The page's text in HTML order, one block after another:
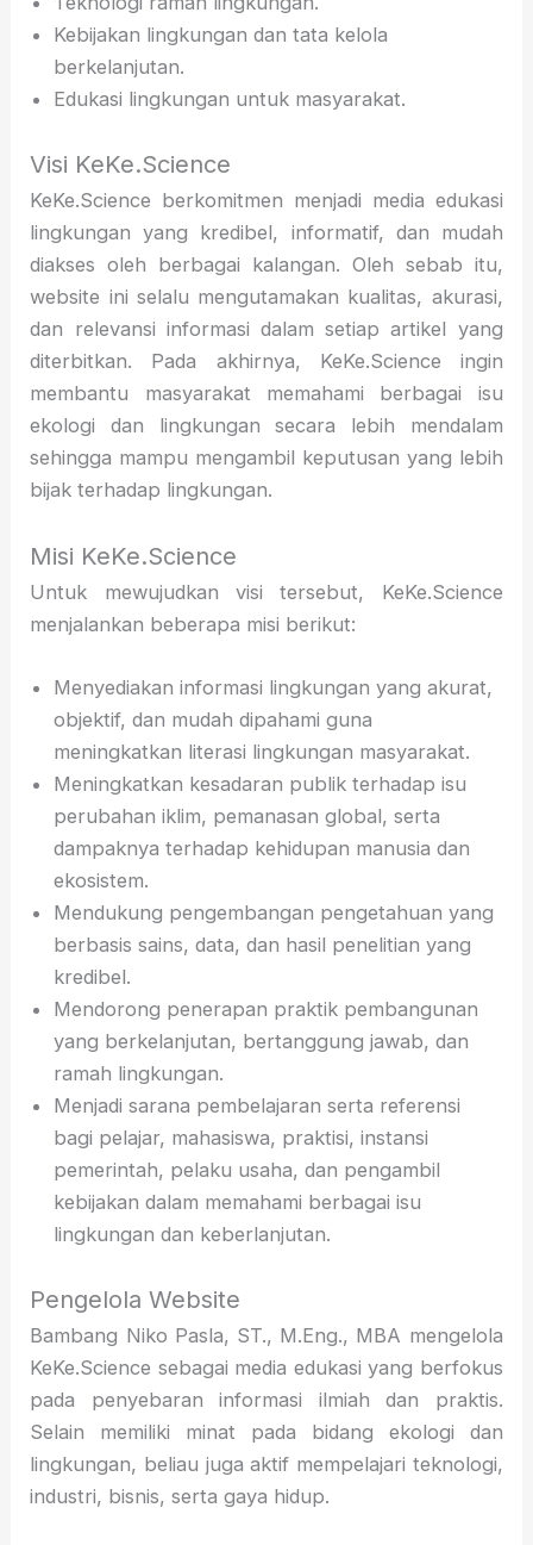
Kebijakan lingkungan dan tata kelola
berkelanjutan.
Edukasi lingkungan untuk masyarakat.
Visi KeKe.Science
KeKe.Science berkomitmen menjadi media edukasi
lingkungan yang kredibel, informatif, dan mudah
diakses oleh berbagai kalangan. Oleh sebab itu,
website ini selalu mengutamakan kualitas, akurasi,
dan relevansi informasi dalam setiap artikel yang
diterbitkan. Pada akhirnya, KeKe.Science ingin
membantu masyarakat memahami berbagai isu
ekologi dan lingkungan secara lebih mendalam
sehingga mampu mengambil keputusan yang lebih
bijak terhadap lingkungan.
Misi KeKe.Science
Untuk mewujudkan visi tersebut, KeKe.Science
menjalankan beberapa misi berikut:
Menyediakan informasi lingkungan yang akurat,
objektif, dan mudah dipahami guna
meningkatkan literasi lingkungan masyarakat.
Meningkatkan kesadaran publik terhadap isu
perubahan iklim, pemanasan global, serta
dampaknya terhadap kehidupan manusia dan
ekosistem.
Mendukung pengembangan pengetahuan yang
berbasis sains, data, dan hasil penelitian yang
kredibel.
Mendorong penerapan praktik pembangunan
yang berkelanjutan, bertanggung jawab, dan
ramah lingkungan.
Menjadi sarana pembelajaran serta referensi
bagi pelajar, mahasiswa, praktisi, instansi
pemerintah, pelaku usaha, dan pengambil
kebijakan dalam memahami berbagai isu
lingkungan dan keberlanjutan.
Pengelola Website
Bambang Niko Pasla, ST., M.Eng., MBA mengelola
KeKe.Science sebagai media edukasi yang berfokus
pada penyebaran informasi ilmiah dan praktis.
Selain memiliki minat pada bidang ekologi dan
lingkungan, beliau juga aktif mempelajari teknologi,
industri, bisnis, serta gaya hidup.